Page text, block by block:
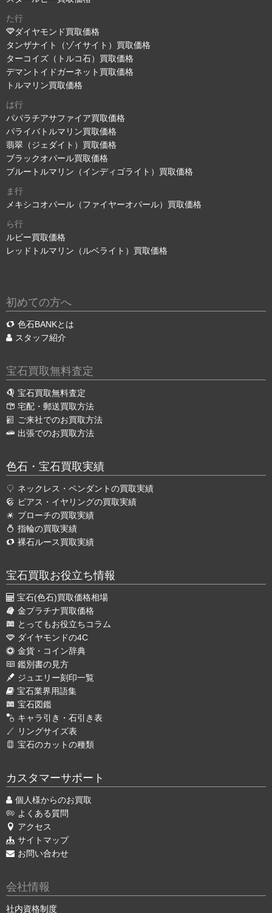
た行
ダイヤモンド買取価格
タンザナイト（ゾイサイト）買取価格
ターコイズ（トルコ石）買取価格
デマントイドガーネット買取価格
トルマリン買取価格
は行
パパラチアサファイア買取価格
パライバトルマリン買取価格
翡翠（ジェダイト）買取価格
ブラックオパール買取価格
ブルートルマリン（インディゴライト）買取価格
ま行
メキシコオパール（ファイヤーオパール）買取価格
ら行
ルビー買取価格
レッドトルマリン（ルベライト）買取価格
初めての方へ
色石BANKとは
スタッフ紹介
宝石買取無料査定
宝石買取無料査定
宅配・郵送買取方法
ご来社でのお買取方法
出張でのお買取方法
色石・宝石買取実績
ネックレス・ペンダントの買取実績
ピアス・イヤリングの買取実績
ブローチの買取実績
指輪の買取実績
裸石ルース買取実績
宝石買取お役立ち情報
宝石(色石)買取価格相場
金プラチナ買取価格
とってもお役立ちコラム
ダイヤモンドの4C
金貨・コイン辞典
鑑別書の見方
ジュエリー刻印一覧
宝石業界用語集
宝石図鑑
キャラ引き・石引き表
リングサイズ表
宝石のカットの種類
カスタマーサポート
個人様からのお買取
よくある質問
アクセス
サイトマップ
お問い合わせ
会社情報
社内資格制度